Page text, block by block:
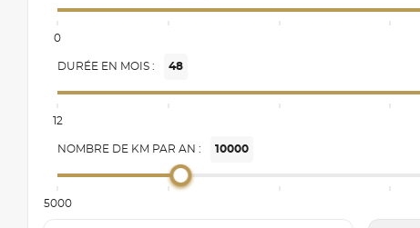
0
DURÉE EN MOIS : 48
12
NOMBRE DE KM PAR AN : 10000
5000